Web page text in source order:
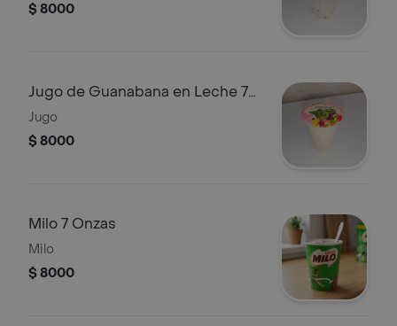
$ 8000
Jugo de Guanabana en Leche 7
Onzas
Jugo
$ 8000
Milo 7 Onzas
Milo
$ 8000